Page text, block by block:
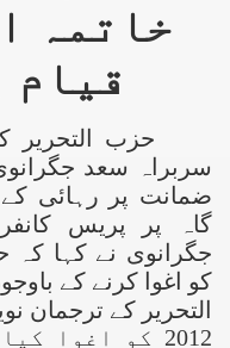
خاتمہ
قیام
حزب التحریر
سربراہ سعد
ضمانت پر رہائی
گاہ پر پریس
جگرانوی نے کہا کہ
کو اغوا کرنے کے
2012 کو اغوا